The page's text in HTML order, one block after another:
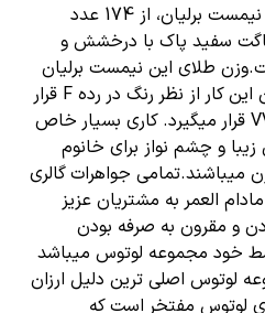
نیمست
برلیان، از 174 عدد
پاک و 18 عدد باگت سفید پاک با درخشش و
طلای این نیمست برلیان
در حدود 7 گرم میباشد.برلیان این کار از نظر رنگ در رده F قرار
دارد و از نظر پاکی در رده VVS1 قرار میگیرد. کاری بسیار خاص
و چشم نواز برای خانوم
میباشند.تمامی جواهرات گالری
العمر به مشتریان عزیز
و مقرون به صرفه بودن
خود مجموعه لوتوس میباشد
لوتوس اصلی ترین دلیل ارزان
لوتوس مفتخر است که